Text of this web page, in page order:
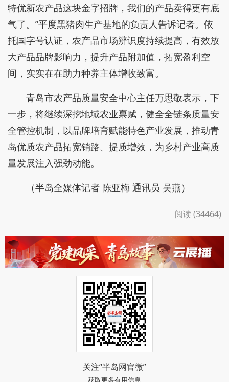
特优新农产品这块金字招牌，我们的产品卖得更有底
气了。”平度黑猪肉生产基地的负责人告诉记者。依
托国字号认证，农产品市场辨识度持续提高，有效放
大产品品牌影响力，提升产品附加值，拓宽盈利空
间，实实在在助力种养主体增收致富。
青岛市农产品质量安全中心主任万思敬表示，下
一步，将继续深挖地域农业禀赋，健全全链条质量安
全管控机制，以品牌培育赋能特色产业发展，推动青
岛优质农产品拓宽销路、提质增效，为乡村产业高质
量发展注入强劲动能。
（半岛全媒体记者 陈亚梅 通讯员 吴燕）
阅读 (34464)
关注“半岛网官微”
获取更多有用信息